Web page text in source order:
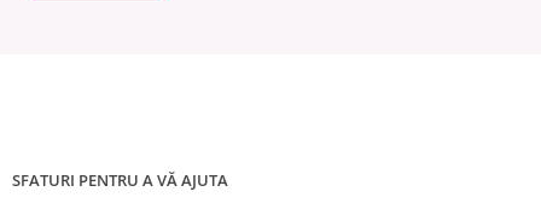
SFATURI PENTRU A VĂ AJUTA